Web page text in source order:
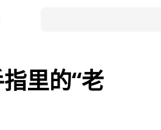
里的“老